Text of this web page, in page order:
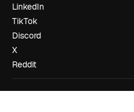
LinkedIn
TikTok
Discord
X
Reddit